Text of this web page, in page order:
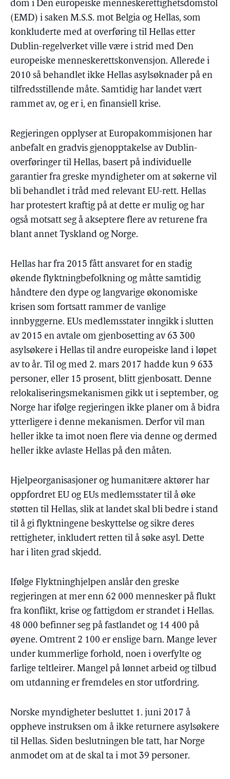
dom i Den europeiske menneskerettighetsdomstol
(EMD) i saken M.S.S. mot Belgia og Hellas, som
konkluderte med at overføring til Hellas etter
Dublin-regelverket ville være i strid med Den
europeiske menneskerettskonvensjon. Allerede i
2010 så behandlet ikke Hellas asylsøknader på en
tilfredsstillende måte. Samtidig har landet vært
rammet av, og er i, en finansiell krise.
Regjeringen opplyser at Europakommisjonen har
anbefalt en gradvis gjenopptakelse av Dublin-
overføringer til Hellas, basert på individuelle
garantier fra greske myndigheter om at søkerne vil
bli behandlet i tråd med relevant EU-rett. Hellas
har protestert kraftig på at dette er mulig og har
også motsatt seg å akseptere flere av returene fra
blant annet Tyskland og Norge.
Hellas har fra 2015 fått ansvaret for en stadig
økende flyktningbefolkning og måtte samtidig
håndtere den dype og langvarige økonomiske
krisen som fortsatt rammer de vanlige
innbyggerne. EUs medlemsstater inngikk i slutten
av 2015 en avtale om gjenbosetting av 63 300
asylsøkere i Hellas til andre europeiske land i løpet
av to år. Til og med 2. mars 2017 hadde kun 9 633
personer, eller 15 prosent, blitt gjenbosatt. Denne
relokaliseringsmekanismen gikk ut i september, og
Norge har ifølge regjeringen ikke planer om å bidra
ytterligere i denne mekanismen. Derfor vil man
heller ikke ta imot noen flere via denne og dermed
heller ikke avlaste Hellas på den måten.
Hjelpeorganisasjoner og humanitære aktører har
oppfordret EU og EUs medlemsstater til å øke
støtten til Hellas, slik at landet skal bli bedre i stand
til å gi flyktningene beskyttelse og sikre deres
rettigheter, inkludert retten til å søke asyl. Dette
har i liten grad skjedd.
Ifølge Flyktninghjelpen anslår den greske
regjeringen at mer enn 62 000 mennesker på flukt
fra konflikt, krise og fattigdom er strandet i Hellas.
48 000 befinner seg på fastlandet og 14 400 på
øyene. Omtrent 2 100 er enslige barn. Mange lever
under kummerlige forhold, noen i overfylte og
farlige teltleirer. Mangel på lønnet arbeid og tilbud
om utdanning er fremdeles en stor utfordring.
Norske myndigheter besluttet 1. juni 2017 å
oppheve instruksen om å ikke returnere asylsøkere
til Hellas. Siden beslutningen ble tatt, har Norge
anmodet om at de skal ta i mot 39 personer.